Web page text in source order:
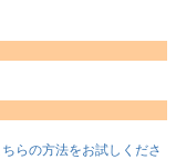
らの方法をお試しくださ